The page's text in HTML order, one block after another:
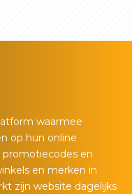
waarmee
op hun online
en
en merken in
zijn website dagelijks